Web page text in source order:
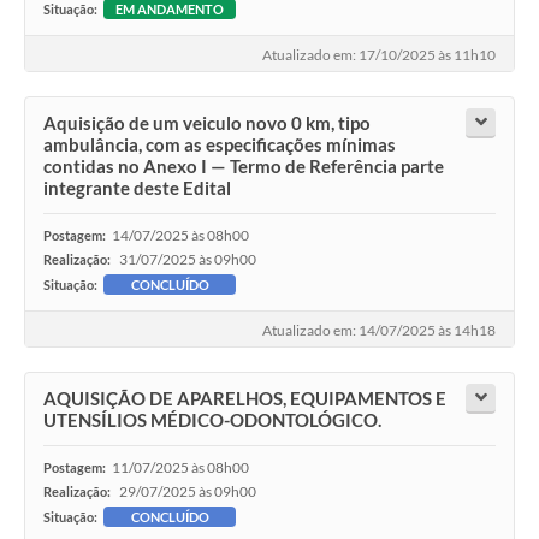
Situação: EM ANDAMENTO
Atualizado em: 17/10/2025 às 11h10
Aquisição de um veiculo novo 0 km, tipo
ambulância, com as especificações mínimas
contidas no Anexo I — Termo de Referência parte
integrante deste Edital
Postagem: 14/07/2025 às 08h00
Realização: 31/07/2025 às 09h00
Situação: CONCLUÍDO
Atualizado em: 14/07/2025 às 14h18
AQUISIÇÃO DE APARELHOS, EQUIPAMENTOS E
UTENSÍLIOS MÉDICO-ODONTOLÓGICO.
Postagem: 11/07/2025 às 08h00
Realização: 29/07/2025 às 09h00
Situação: CONCLUÍDO